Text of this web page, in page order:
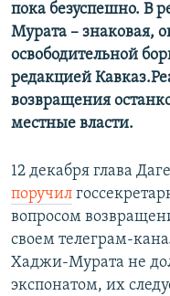
пока безуспешно. В
Мурата – знаковая,
освободительной
редакцией
возвращения
местные власти.
12 декабря глава
поручил
вопросом
своем телеграм-
Хаджи-Мурата не
экспонатом, их